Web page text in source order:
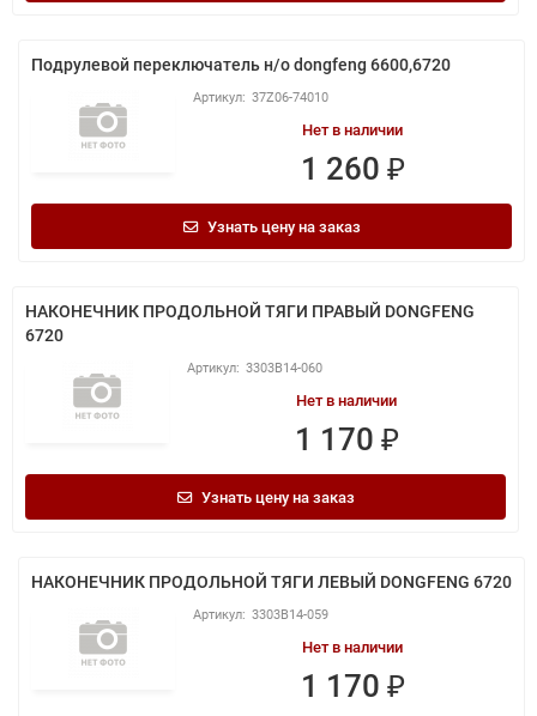
Подрулевой переключатель н/о dongfeng 6600,6720
37Z06-74010
Нет в наличии
1 260 ₽
Узнать цену на заказ
НАКОНЕЧНИК ПРОДОЛЬНОЙ ТЯГИ ПРАВЫЙ DONGFENG
6720
3303B14-060
Нет в наличии
1 170 ₽
Узнать цену на заказ
НАКОНЕЧНИК ПРОДОЛЬНОЙ ТЯГИ ЛЕВЫЙ DONGFENG 6720
3303B14-059
Нет в наличии
1 170 ₽